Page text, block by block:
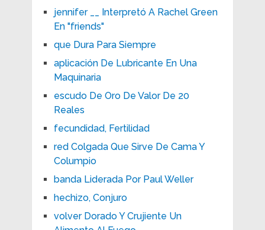
jennifer __ Interpretó A Rachel Green
En "friends"
que Dura Para Siempre
aplicación De Lubricante En Una
Maquinaria
escudo De Oro De Valor De 20
Reales
fecundidad, Fertilidad
red Colgada Que Sirve De Cama Y
Columpio
banda Liderada Por Paul Weller
hechizo, Conjuro
volver Dorado Y Crujiente Un